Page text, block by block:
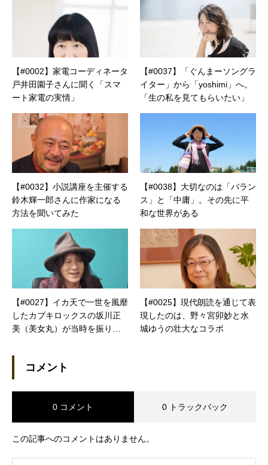
【#0002】家電コーディネータ
戸井田園子さんに聞く「スマ
ート家電の実情」
【#0037】「ぐんまーソングラ
イター」から「yoshimi」へ。
「生の私を見てもらいたい」
【#0032】小説講座を主催する
鈴木輝一郎さんに作家になる
方法を聞いてみた
【#0038】大切なのは「バラン
ス」と「中庸」。その先に平
和な世界がある
【#0027】イカ天で一世を風靡
したカブキロックスの坂川正
美（美女丸）が当時を振り返
【#0025】現代朗読を通じて表
現したのは、野々宮卯妙と水
城ゆうの壮大なコラボ
コメント
0 コメント 0 トラックバック
この記事へのコメントはありません。